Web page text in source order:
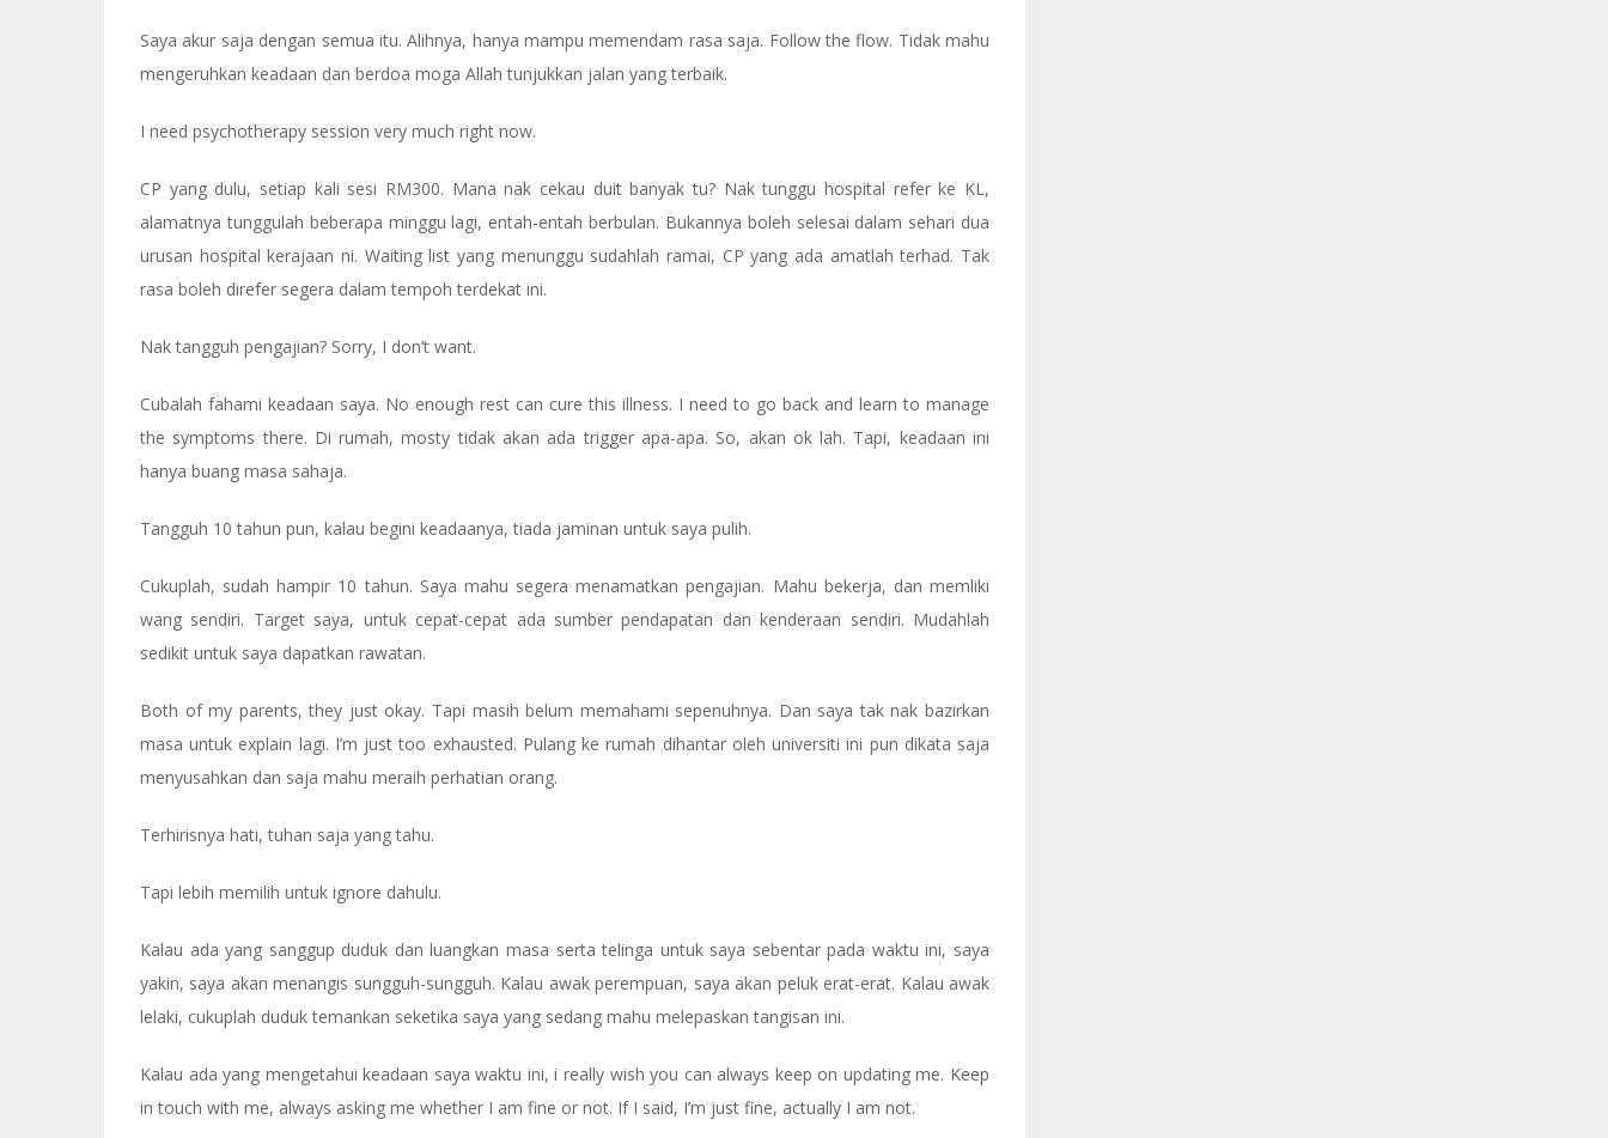
Saya akur saja dengan semua itu. Alihnya, hanya mampu memendam rasa saja. Follow the flow. Tidak mahu
mengeruhkan keadaan dan berdoa moga Allah tunjukkan jalan yang terbaik.
I need psychotherapy session very much right now.
CP yang dulu, setiap kali sesi RM300. Mana nak cekau duit banyak tu? Nak tunggu hospital refer ke KL,
alamatnya tunggulah beberapa minggu lagi, entah-entah berbulan. Bukannya boleh selesai dalam sehari dua
urusan hospital kerajaan ni. Waiting list yang menunggu sudahlah ramai, CP yang ada amatlah terhad. Tak
rasa boleh direfer segera dalam tempoh terdekat ini.
Nak tangguh pengajian? Sorry, I don’t want.
Cubalah fahami keadaan saya. No enough rest can cure this illness. I need to go back and learn to manage
the symptoms there. Di rumah, mosty tidak akan ada trigger apa-apa. So, akan ok lah. Tapi, keadaan ini
hanya buang masa sahaja.
Tangguh 10 tahun pun, kalau begini keadaanya, tiada jaminan untuk saya pulih.
Cukuplah, sudah hampir 10 tahun. Saya mahu segera menamatkan pengajian. Mahu bekerja, dan memliki
wang sendiri. Target saya, untuk cepat-cepat ada sumber pendapatan dan kenderaan sendiri. Mudahlah
sedikit untuk saya dapatkan rawatan.
Both of my parents, they just okay. Tapi masih belum memahami sepenuhnya. Dan saya tak nak bazirkan
masa untuk explain lagi. I’m just too exhausted. Pulang ke rumah dihantar oleh universiti ini pun dikata saja
menyusahkan dan saja mahu meraih perhatian orang.
Terhirisnya hati, tuhan saja yang tahu.
Tapi lebih memilih untuk ignore dahulu.
Kalau ada yang sanggup duduk dan luangkan masa serta telinga untuk saya sebentar pada waktu ini, saya
yakin, saya akan menangis sungguh-sungguh. Kalau awak perempuan, saya akan peluk erat-erat. Kalau awak
lelaki, cukuplah duduk temankan seketika saya yang sedang mahu melepaskan tangisan ini.
Kalau ada yang mengetahui keadaan saya waktu ini, i really wish you can always keep on updating me. Keep
in touch with me, always asking me whether I am fine or not. If I said, I’m just fine, actually I am not.